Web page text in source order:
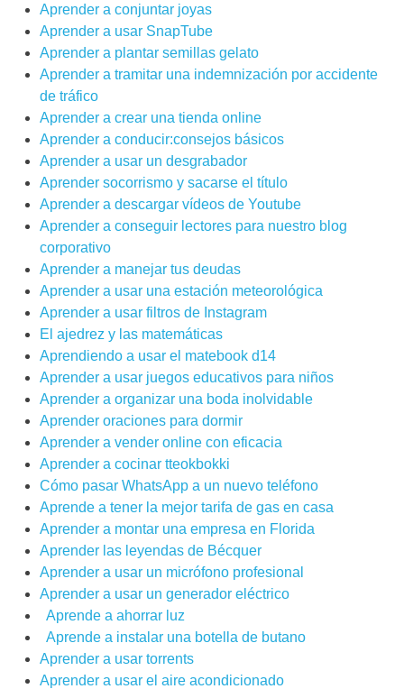
Aprender a conjuntar joyas
Aprender a usar SnapTube
Aprender a plantar semillas gelato
Aprender a tramitar una indemnización por accidente
de tráfico
Aprender a crear una tienda online
Aprender a conducir:consejos básicos
Aprender a usar un desgrabador
Aprender socorrismo y sacarse el título
Aprender a descargar vídeos de Youtube
Aprender a conseguir lectores para nuestro blog
corporativo
Aprender a manejar tus deudas
Aprender a usar una estación meteorológica
Aprender a usar filtros de Instagram
El ajedrez y las matemáticas
Aprendiendo a usar el matebook d14
Aprender a usar juegos educativos para niños
Aprender a organizar una boda inolvidable
Aprender oraciones para dormir
Aprender a vender online con eficacia
Aprender a cocinar tteokbokki
Cómo pasar WhatsApp a un nuevo teléfono
Aprende a tener la mejor tarifa de gas en casa
Aprender a montar una empresa en Florida
Aprender las leyendas de Bécquer
Aprender a usar un micrófono profesional
Aprender a usar un generador eléctrico
Aprende a ahorrar luz
Aprende a instalar una botella de butano
Aprender a usar torrents
Aprender a usar el aire acondicionado